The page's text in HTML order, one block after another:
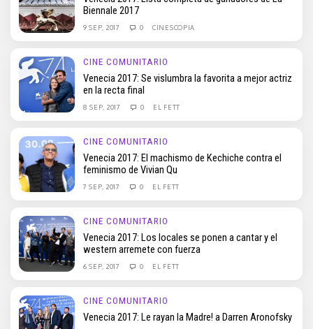
Biennale 2017
9 SEP, 2017 0 CINESCOPIA
CINE COMUNITARIO
Venecia 2017: Se vislumbra la favorita a mejor actriz
en la recta final
8 SEP, 2017 0 EL FETT
CINE COMUNITARIO
Venecia 2017: El machismo de Kechiche contra el
feminismo de Vivian Qu
7 SEP, 2017 0 EL FETT
CINE COMUNITARIO
Venecia 2017: Los locales se ponen a cantar y el
western arremete con fuerza
6 SEP, 2017 0 EL FETT
CINE COMUNITARIO
Venecia 2017: Le rayan la Madre! a Darren Aronofsky